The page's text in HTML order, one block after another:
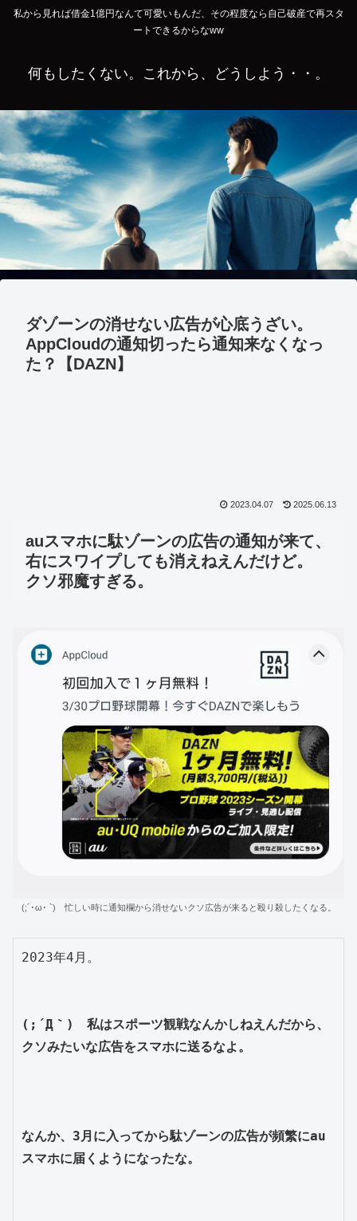
私から見れば借金1億円なんて可愛いもんだ、その程度なら自己破産で再スタ
ートできるからなww
何もしたくない。これから、どうしよう・・。
ダゾーンの消せない広告が心底うざい。
AppCloudの通知切ったら通知来なくなっ
た？【DAZN】
2023.04.07 2025.06.13
auスマホに駄ゾーンの広告の通知が来て、
右にスワイプしても消えねえんだけど。
クソ邪魔すぎる。
(;´･ω･ `) 忙しい時に通知欄から消せないクソ広告が来ると殴り殺したくなる。
2023年4月。
(;´Д｀)　私はスポーツ観戦なんかしねえんだから、
クソみたいな広告をスマホに送るなよ。
なんか、3月に入ってから駄ゾーンの広告が頻繁にau
スマホに届くようになったな。